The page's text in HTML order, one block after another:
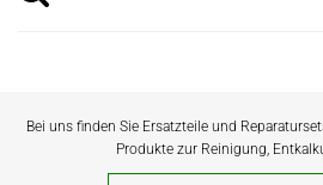
Bei uns finden Sie Ersatzteile und
Produkte zur Reinigung,